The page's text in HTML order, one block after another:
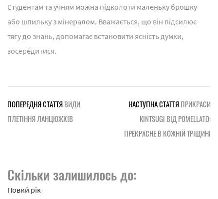
Студентам та учням можна підколоти маленьку брошку
або шпильку з мінералом. Вважається, що він підсилює
тягу до знань, допомагає встановити ясність думки,
зосередитися.
ПОПЕРЕДНЯ СТАТТЯВИДИ
ПЛЕТІННЯ ЛАНЦЮЖКІВ
НАСТУПНА СТАТТЯПРИКРАСИ
KINTSUGI ВІД POMELLATO:
ПРЕКРАСНЕ В КОЖНІЙ ТРІЩИНІ
Скільки залишилось до:
Новий рік